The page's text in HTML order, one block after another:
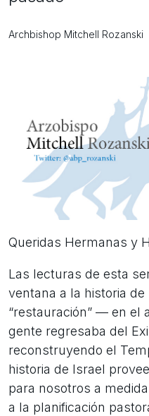
Archbishop Mitchell Rozanski
Queridas Hermanas y
Las lecturas de esta
ventana a la historia
“restauración” — en el
gente regresaba del
reconstruyendo el
historia de Israel
para nosotros a
a la planificación